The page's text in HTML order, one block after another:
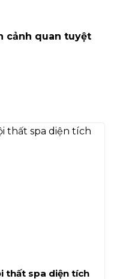
cảnh quan tuyệt
thất spa diện tích